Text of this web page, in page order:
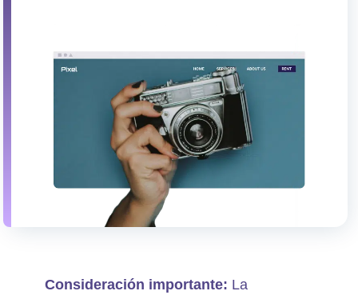
Consideración importante: La